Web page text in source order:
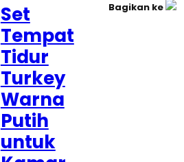
Set
Tempat
Tidur
Turkey
Warna
Putih
untuk
Bagikan ke